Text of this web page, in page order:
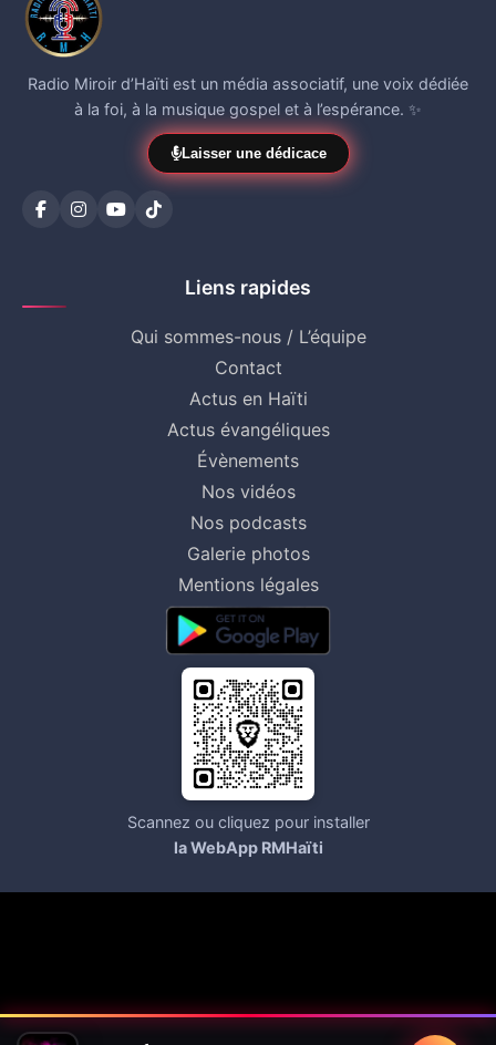
Radio Miroir d’Haïti est un média associatif, une voix dédiée
à la foi, à la musique gospel et à l’espérance. ✨
Laisser une dédicace
Liens rapides
Qui sommes-nous / L’équipe
Contact
Actus en Haïti
Actus évangéliques
Évènements
Nos vidéos
Nos podcasts
Galerie photos
Mentions légales
Scannez ou cliquez pour installer
la WebApp RMHaïti